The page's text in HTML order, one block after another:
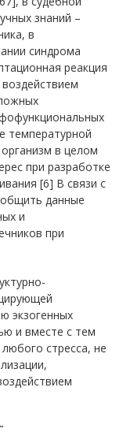
знаний –
в
синдрома
реакция
температурной
в целом
при разработке
[6] В связи с
данные
и
при
экзогенных
и вместе с тем
стресса, не